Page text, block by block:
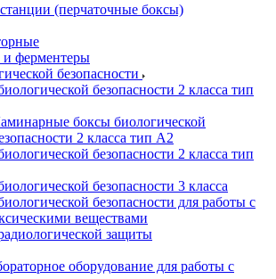
(перчаточные боксы)
и ферментеры
безопасности
безопасности 2 класса тип
боксы биологической
2 класса тип A2
безопасности 2 класса тип
безопасности 3 класса
безопасности для работы с
веществами
защиты
оборудование для работы с